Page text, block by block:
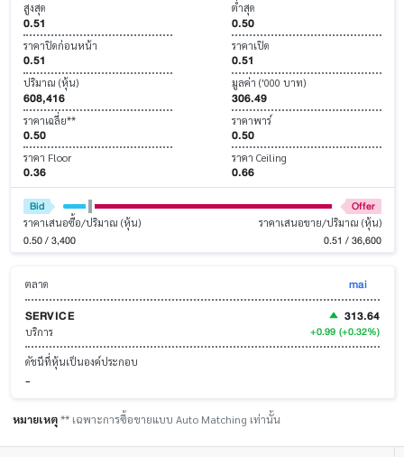
สูงสุด
0.51
ต่ำสุด
0.50
ราคาปิดก่อนหน้า
0.51
ราคาเปิด
0.51
ปริมาณ (หุ้น)
608,416
มูลค่า ('000 บาท)
306.49
ราคาเฉลี่ย**
0.50
ราคาพาร์
0.50
ราคา Floor
0.36
ราคา Ceiling
0.66
Bid Offer
ราคาเสนอซื้อ/ปริมาณ (หุ้น)
0.50 / 3,400
ราคาเสนอขาย/ปริมาณ (หุ้น)
0.51 / 36,600
ตลาด
mai
SERVICE
บริการ
313.64
+0.99 (+0.32%)
ดัชนีที่หุ้นเป็นองค์ประกอบ
-
หมายเหตุ** เฉพาะการซื้อขายแบบ Auto Matching เท่านั้น